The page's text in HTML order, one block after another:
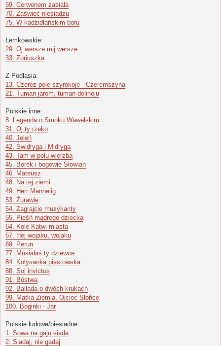
59. Cerwonem zasiała
70. Zaświeć niesiądzu
75. W kadzidlańskim boru
Łemkowskie:
29. Oj wersze mij wersze
33. Zoriuszka
Z Podlasia:
13. Czerez pole szyrokoje - Czeremszyna
21. Tuman jarom, tuman dolinoju
Polskie inne:
8. Legenda o Smoku Wawelskim
31. Oj ty rzeko
40. Jeleń
42. Świdryga i Midryga
43. Tam w polu wierzba
45. Borek i bogowie Słowian
46. Mateusz
48. Na tej ziemi
49. Herr Mannelig
53. Żurawie
54. Zagrajcie muzykanty
55. Pieśń mądrego dziecka
64. Kole Katwi miasta
67. Hej wojaku, wojaku
69. Perun
77. Musiałaś ty dziewce
84. Kołysanka piastowska
88. Sol invictus
91. Bóstwa
92. Ballada o dwóch krukach
99. Matka Ziemia, Ojciec Słońce
100. Boginki - Jar
Polskie ludowe/biesiadne:
1. Sowa na gaju siada
2. Siadaj, nie gadaj